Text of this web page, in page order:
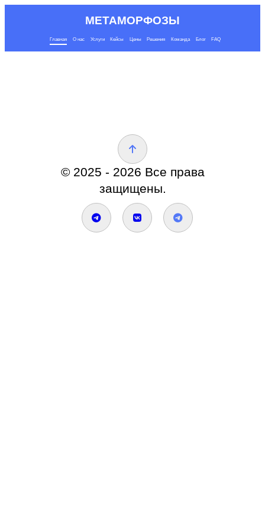
МЕТАМОРФОЗЫ
Главная О нас Услуги Кейсы Цены Решения Команда Блог FAQ
© 2025 - 2026 Все права
защищены.